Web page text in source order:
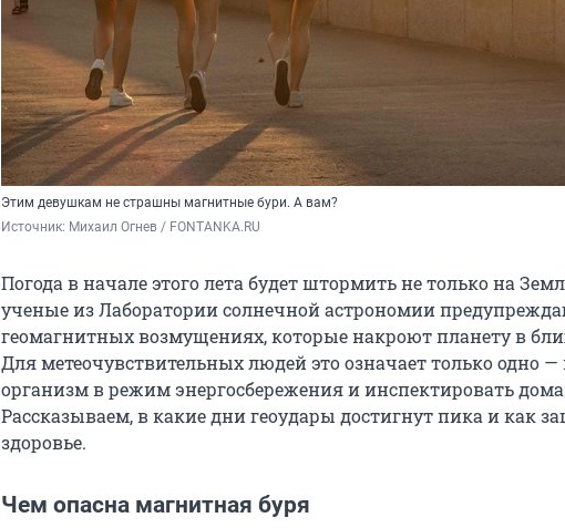
Этим девушкам не страшны магнитные бури. А вам?
Источник: Михаил Огнев / FONTANKA.RU
Погода в начале этого лета будет штормить не только на
ученые из Лаборатории солнечной астрономии
геомагнитных возмущениях, которые накроют планету в
Для метеочувствительных людей это означает только одно —
организм в режим энергосбережения и инспектировать
Рассказываем, в какие дни геоудары достигнут пика и как
здоровье.
Чем опасна магнитная буря